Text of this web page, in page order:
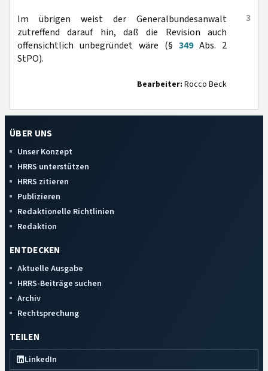
3
Im übrigen weist der Generalbundesanwalt
zutreffend darauf hin, daß die Revision auch
offensichtlich unbegründet wäre (§ 349Abs. 2
StPO).
Bearbeiter: Rocco Beck
ÜBER UNS
Unser Konzept
HRRS unterstützen
HRRS zitieren
Publizieren
Redaktionelle Richtlinien
Redaktion
ENTDECKEN
Aktuelle Ausgabe
HRRS-Beiträge suchen
Archiv
Rechtsprechung
TEILEN
LinkedIn